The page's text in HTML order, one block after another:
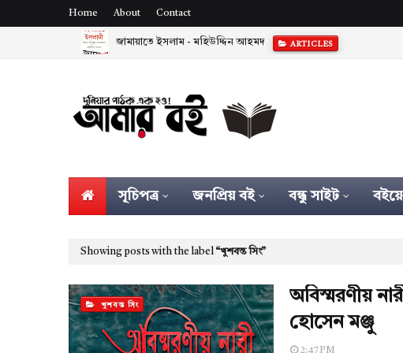
Home About Contact
জামায়াতে ইসলাম - মহিউদ্দিন আহমদ ARTICLES
সূচিপত্র জনপ্রিয় বই বন্ধু সাইট
Showing posts with the label খুশবন্ত সিং
খুশবন্ত সিং
অবিস্মরণীয়
হোসেন মঞ্জু
2:47 PM